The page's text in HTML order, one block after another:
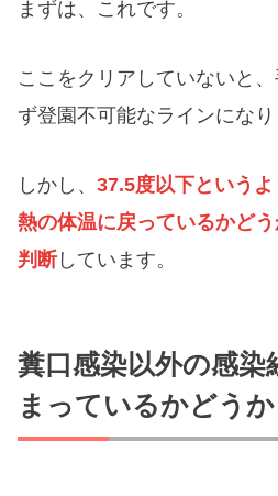
まずは、これです。
ここをクリアしていないと
ず登園不可能なラインになり
しかし、37.5度以下という
熱の体温に戻っているかど
判断しています。
糞口感染以外の感染
まっているかどうか